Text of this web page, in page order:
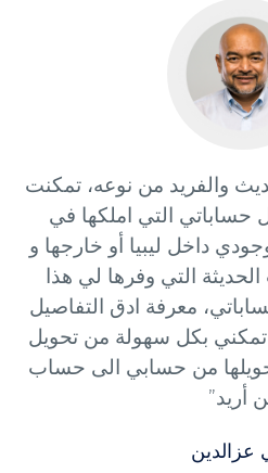
والفريد من نوعه، تمكنت
حساباتي التي املكها في
داخل ليبيا أو خارجها و
التي وفرها لي هذا
معرفة ادق التفاصيل
بكل سهولة من تحويل
من حسابي الى حساب
أريد”
عزالدين